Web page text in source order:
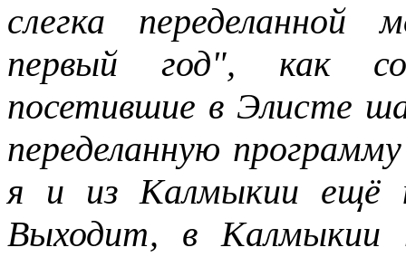
слегка
первый год", как
посетившие в Элисте
переделанную
я и из Калмыкии ещё
Выходит, в